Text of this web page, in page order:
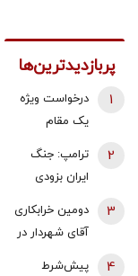
پربازدیدترین‌ها
درخواست ویژه
یک مقام
جوانان: اگر
آمریکارا برای
آینده ایران
1
ترامپ: جنگ
ایران بزودی
«محدودتر»
2
دومین خرابکاری
آقای شهردار در
3
پیش‌شرط
4